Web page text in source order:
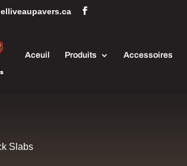
Aceuil Produits Accessoires
Slabs